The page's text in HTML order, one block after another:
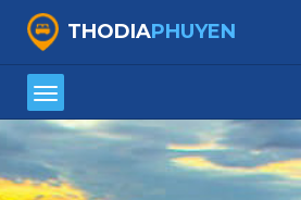
THODIAPHUYEN